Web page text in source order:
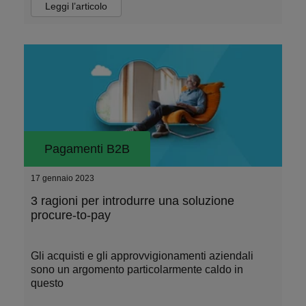
Leggi l’articolo
Pagamenti B2B
17 gennaio 2023
3 ragioni per introdurre una soluzione
procure-to-pay
Gli acquisti e gli approvvigionamenti aziendali
sono un argomento particolarmente caldo in
questo